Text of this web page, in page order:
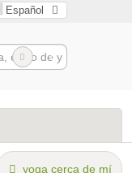
Español
yoga cerca de mí